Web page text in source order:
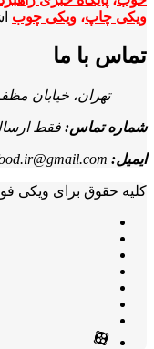
ویکی چاپ، ویکی چوب
تماس با ما
تهران، خیابان
شماره تماس: فقط ارسال
ایمیل:
کلیه حقوق برای ویکی